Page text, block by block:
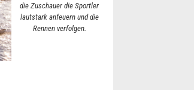
die Zuschauer die Sportler
lautstark anfeuern und die
Rennen verfolgen.